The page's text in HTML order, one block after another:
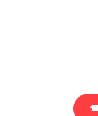
☎